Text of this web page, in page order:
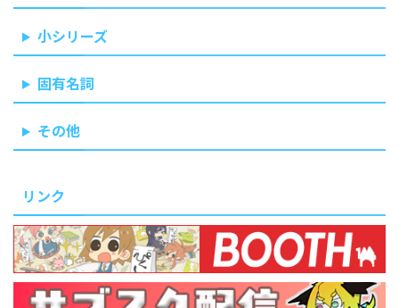
小シリーズ
固有名詞
その他
リンク